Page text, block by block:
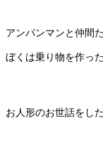
アンパンマンと仲間
ぼくは乗り物を作っ
お人形のお世話をし